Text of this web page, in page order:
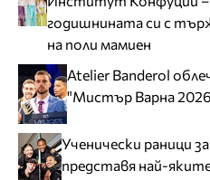
годишнината си с
на поли мамиен
Atelier Banderol
"Мистър Варна
Ученически раници
представя най-